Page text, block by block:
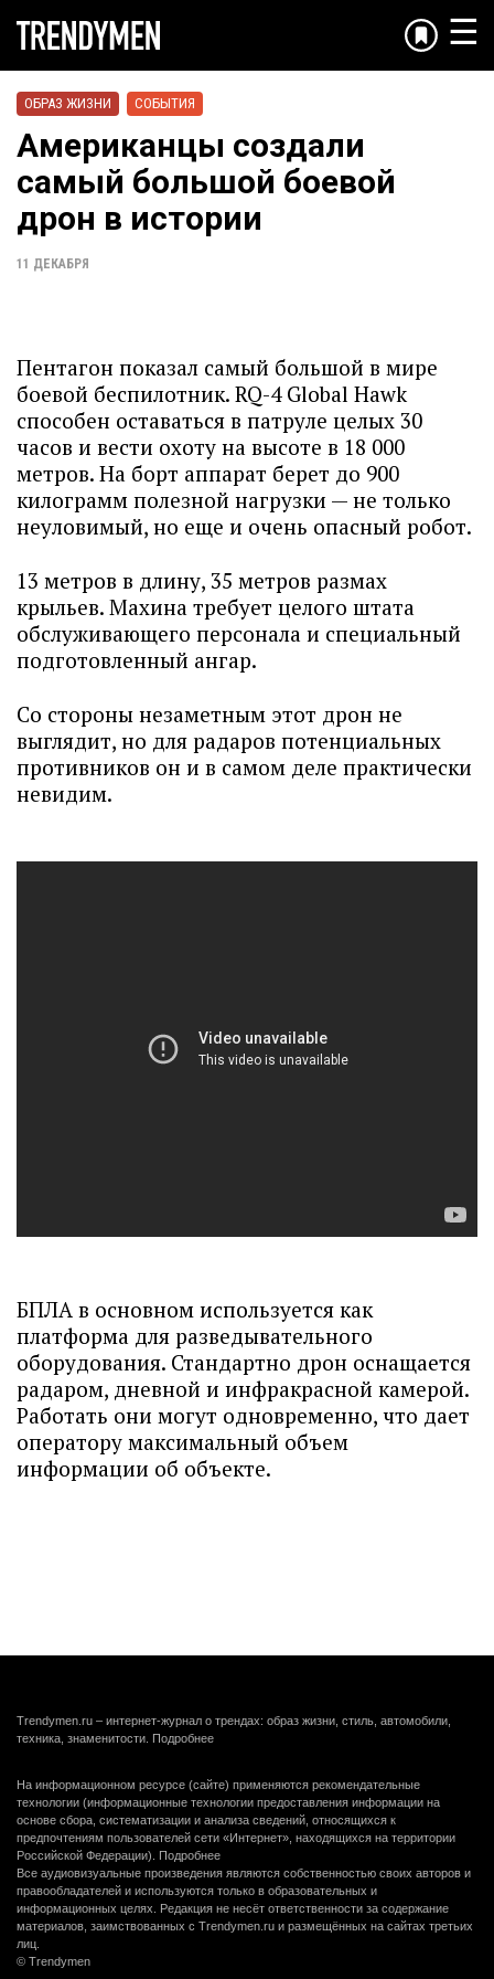
☰
ОБРАЗ ЖИЗНИ СОБЫТИЯ
Американцы создали
самый большой боевой
дрон в истории
11 ДЕКАБРЯ
Пентагон показал самый большой в мире
боевой беспилотник. RQ-4 Global Hawk
способен оставаться в патруле целых 30
часов и вести охоту на высоте в 18 000
метров. На борт аппарат берет до 900
килограмм полезной нагрузки — не только
неуловимый, но еще и очень опасный робот.
13 метров в длину, 35 метров размах
крыльев. Махина требует целого штата
обслуживающего персонала и специальный
подготовленный ангар.
Со стороны незаметным этот дрон не
выглядит, но для радаров потенциальных
противников он и в самом деле практически
невидим.
БПЛА в основном используется как
платформа для разведывательного
оборудования. Стандартно дрон оснащается
радаром, дневной и инфракрасной камерой.
Работать они могут одновременно, что дает
оператору максимальный объем
информации об объекте.
Trendymen.ru – интернет-журнал о трендах: образ жизни, стиль, автомобили,
техника, знаменитости. Подробнее
На информационном ресурсе (сайте) применяются рекомендательные
технологии (информационные технологии предоставления информации на
основе сбора, систематизации и анализа сведений, относящихся к
предпочтениям пользователей сети «Интернет», находящихся на территории
Российской Федерации). Подробнее
Все аудиовизуальные произведения являются собственностью своих авторов и
правообладателей и используются только в образовательных и
информационных целях. Редакция не несёт ответственности за содержание
материалов, заимствованных с Trendymen.ru и размещённых на сайтах третьих
лиц.
© Trendymen